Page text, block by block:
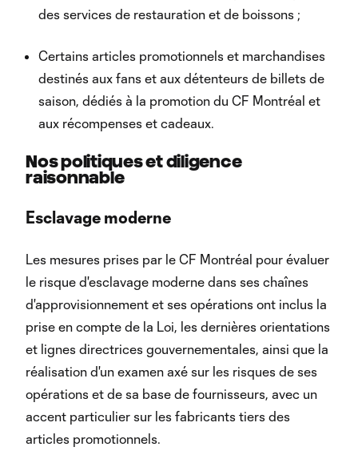
des services de restauration et de boissons ;
Certains articles promotionnels et marchandises
destinés aux fans et aux détenteurs de billets de
saison, dédiés à la promotion du CF Montréal et
aux récompenses et cadeaux.
Nos politiques et diligence
raisonnable
Esclavage moderne
Les mesures prises par le CF Montréal pour évaluer
le risque d'esclavage moderne dans ses chaînes
d'approvisionnement et ses opérations ont inclus la
prise en compte de la Loi, les dernières orientations
et lignes directrices gouvernementales, ainsi que la
réalisation d'un examen axé sur les risques de ses
opérations et de sa base de fournisseurs, avec un
accent particulier sur les fabricants tiers des
articles promotionnels.